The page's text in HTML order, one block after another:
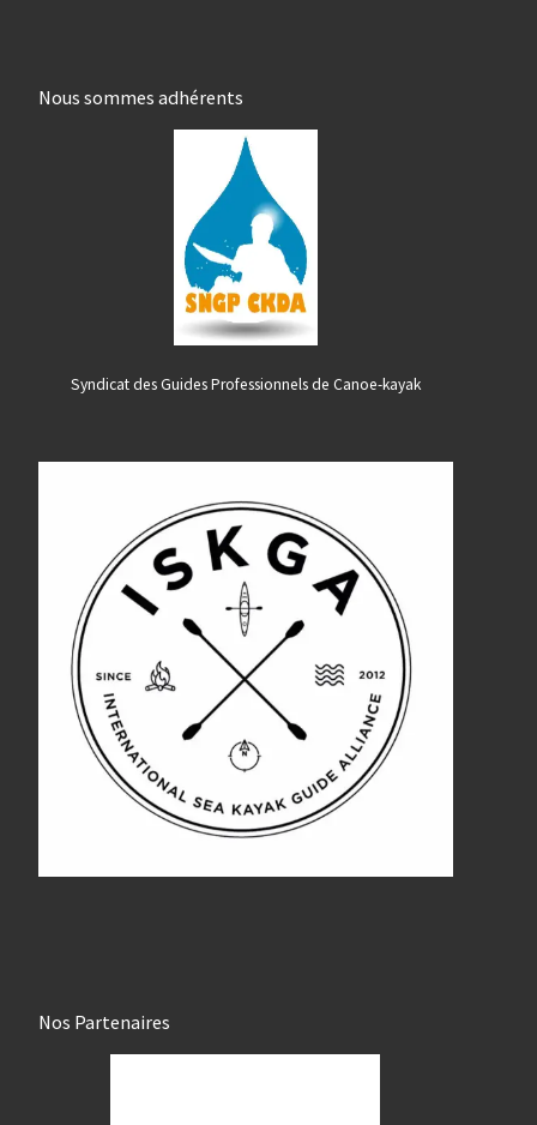
Nous sommes adhérents
Syndicat des Guides Professionnels de Canoe-kayak
Nos Partenaires